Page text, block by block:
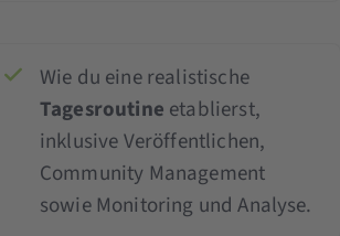
Wie du eine realistische
Tagesroutine etablierst,
inklusive Veröffentlichen,
Community Management
sowie Monitoring und Analyse.